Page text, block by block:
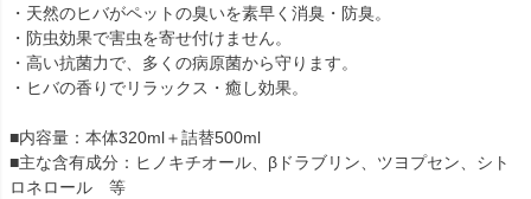
・天然のヒバがペットの臭いを素早く消臭・防臭。
・防虫効果で害虫を寄せ付けません。
・高い抗菌力で、多くの病原菌から守ります。
・ヒバの香りでリラックス・癒し効果。
■内容量：本体320ml＋詰替500ml
■主な含有成分：ヒノキチオール、βドラブリン、ツヨプセン、シト
ロネロール 等